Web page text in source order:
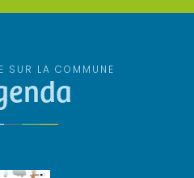
SUR LA COMMUNE